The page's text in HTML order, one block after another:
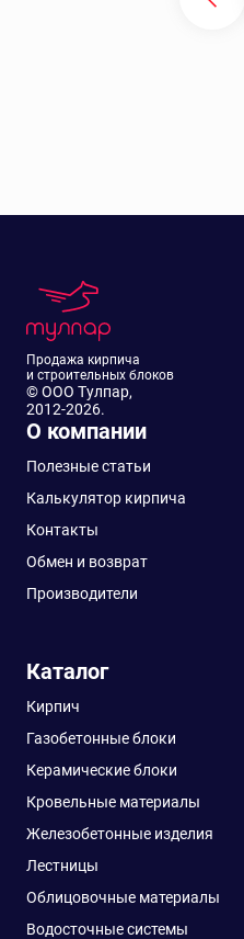
Продажа кирпича
и строительных блоков
© ООО Тулпар,
2012-2026.
О компании
Полезные статьи
Калькулятор кирпича
Контакты
Обмен и возврат
Производители
Каталог
Кирпич
Газобетонные блоки
Керамические блоки
Кровельные материалы
Железобетонные изделия
Лестницы
Облицовочные материалы
Водосточные системы